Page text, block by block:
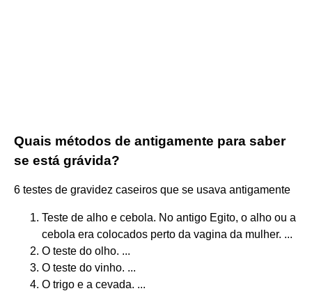
Quais métodos de antigamente para saber
se está grávida?
6 testes de gravidez caseiros que se usava antigamente
Teste de alho e cebola. No antigo Egito, o alho ou a
cebola era colocados perto da vagina da mulher. ...
O teste do olho. ...
O teste do vinho. ...
O trigo e a cevada. ...